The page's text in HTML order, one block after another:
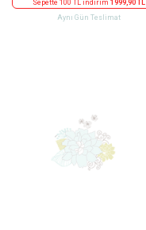
Sepette 100 TL indirim1999,90 TL
Aynı Gün Teslimat